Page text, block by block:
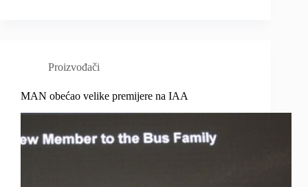
Proizvođači
MAN obećao velike premijere na IAA